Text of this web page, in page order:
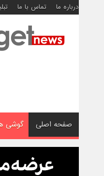
درباره ما تماس با ما
صفحه اصلی گوشی